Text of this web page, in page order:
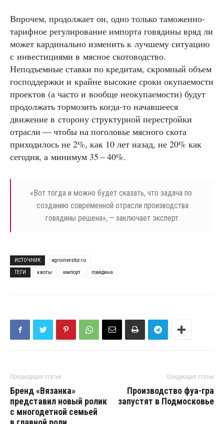
Впрочем, продолжает он, одно только таможенно-
тарифное регулирование импорта говядины вряд ли
может кардинально изменить к лучшему ситуацию
с инвестициями в мясное скотоводство.
Неподъемные ставки по кредитам, скромный объем
господдержки и крайне высокие сроки окупаемости
проектов (а часто и вообще неокупаемости) будут
продолжать тормозить когда-то начавшееся
движение в сторону структурной перестройки
отрасли — чтобы на поголовье мясного скота
приходилось не 2%, как 10 лет назад, не 20% как
сегодня, а минимум 35 – 40%.
« Вот тогда и можно будет сказать, что задача по
созданию современной отрасли производства
говядины решена», — заключает эксперт.
ИСТОЧНИК
agroinvestor.ru
ТЕГИ
квоты импорт говядина
Предыдущая статья
Бренд «Вязанка»
представил новый ролик
с многодетной семьей
Следующая статья
Производство фуа-гра
запустят в Подмосковье